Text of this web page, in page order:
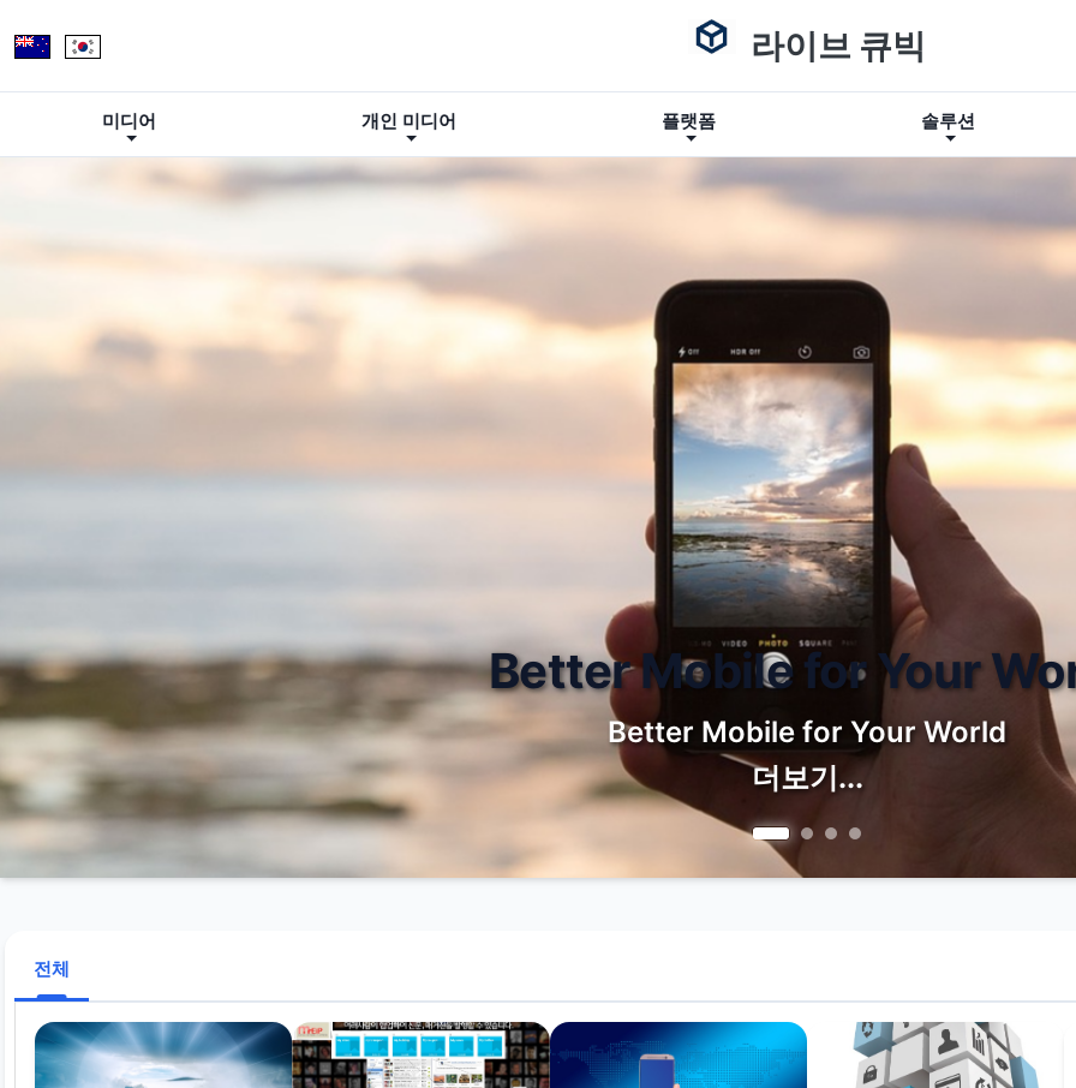
라이브 큐빅
미디어 개인 미디어 플랫폼 솔루션
Better Mobile for Your
Better Mobile for Your World
더보기...
전체